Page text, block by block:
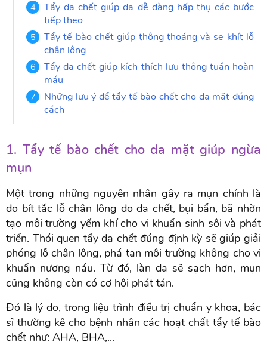
Tẩy da chết giúp da dễ dàng hấp thụ các bước
tiếp theo
Tẩy tế bào chết giúp thông thoáng và se khít lỗ
chân lông
Tẩy da chết giúp kích thích lưu thông tuần hoàn
máu
Những lưu ý để tẩy tế bào chết cho da mặt đúng
cách
1. Tẩy tế bào chết cho da mặt giúp ngừa
mụn
Một trong những nguyên nhân gây ra mụn chính là
do bít tắc lỗ chân lông do da chết, bụi bẩn, bã nhờn
tạo môi trường yếm khí cho vi khuẩn sinh sôi và phát
triển. Thói quen tẩy da chết đúng định kỳ sẽ giúp giải
phóng lỗ chân lông, phá tan môi trường không cho vi
khuẩn nương náu. Từ đó, làn da sẽ sạch hơn, mụn
cũng không còn có cơ hội phát tán.
Đó là lý do, trong liệu trình điều trị chuẩn y khoa, bác
sĩ thường kê cho bệnh nhân các hoạt chất tẩy tế bào
chết như: AHA, BHA,...